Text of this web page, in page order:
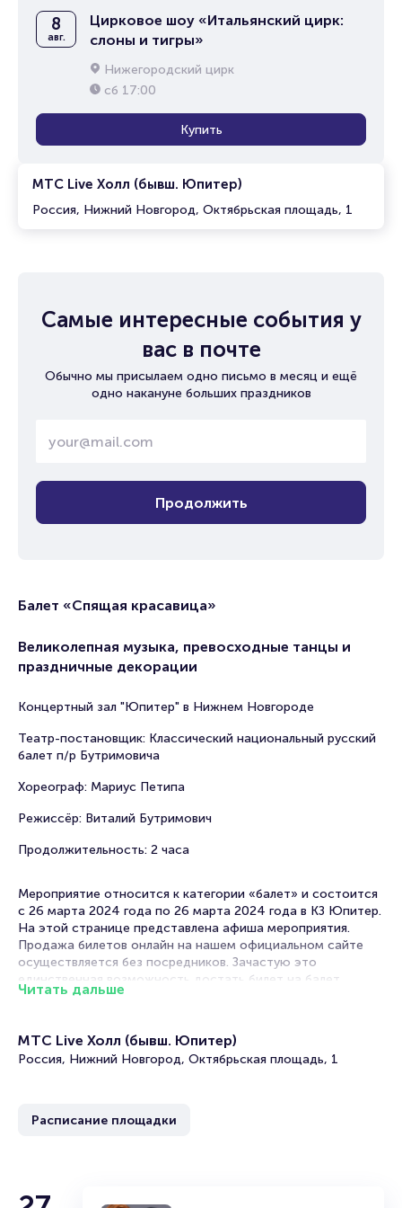
МТС Live Холл (бывш. Юпитер)
Россия, Нижний Новгород, Октябрьская площадь, 1
8
авг.
Цирковое шоу «Итальянский цирк:
слоны и тигры»
Нижегородский цирк
сб 17:00
Купить
Самые интересные события у
вас в почте
Обычно мы присылаем одно письмо в месяц и ещё
одно накануне больших праздников
Продолжить
Балет «Спящая красавица»
Великолепная музыка, превосходные танцы и
праздничные декорации
Концертный зал "Юпитер" в Нижнем Новгороде
Театр-постановщик: Классический национальный русский
балет п/р Бутримовича
Хореограф: Мариус Петипа
Режиссёр: Виталий Бутримович
Продолжительность: 2 часа
Мероприятие относится к категории «балет» и состоится
с 26 марта 2024 года по 26 марта 2024 года в КЗ Юпитер.
На этой странице представлена афиша мероприятия.
Продажа билетов онлайн на нашем официальном сайте
осуществляется без посредников. Зачастую это
единственная возможность достать билет на балет.
В афише представлены спектакли известных
драматические постановки, так и выступления школы
Каждый сезон труппы театров представляют премьеры
Читать дальше
МТС Live Холл (бывш. Юпитер)
Россия, Нижний Новгород, Октябрьская площадь, 1
Расписание площадки